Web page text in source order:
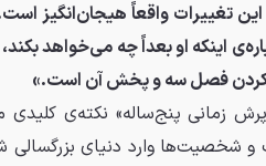
تغییرات واقعاً هیجان‌انگیز
اینکه او بعداً چه می‌خواهد
کردن فصل سه و پخش آن است.»
زمانی پنج‌ساله» نکته‌ی کلیدی
شخصیت‌ها وارد دنیای بزرگسالی